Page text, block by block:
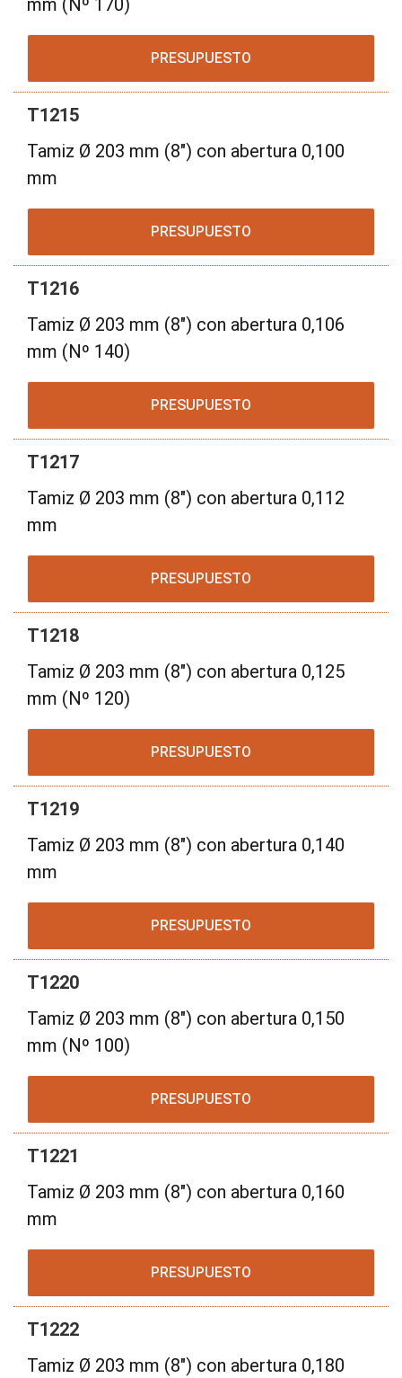
mm (Nº 170)
PRESUPUESTO
T1215
Tamiz Ø 203 mm (8") con abertura 0,100
mm
PRESUPUESTO
T1216
Tamiz Ø 203 mm (8") con abertura 0,106
mm (Nº 140)
PRESUPUESTO
T1217
Tamiz Ø 203 mm (8") con abertura 0,112
mm
PRESUPUESTO
T1218
Tamiz Ø 203 mm (8") con abertura 0,125
mm (Nº 120)
PRESUPUESTO
T1219
Tamiz Ø 203 mm (8") con abertura 0,140
mm
PRESUPUESTO
T1220
Tamiz Ø 203 mm (8") con abertura 0,150
mm (Nº 100)
PRESUPUESTO
T1221
Tamiz Ø 203 mm (8") con abertura 0,160
mm
PRESUPUESTO
T1222
Tamiz Ø 203 mm (8") con abertura 0,180